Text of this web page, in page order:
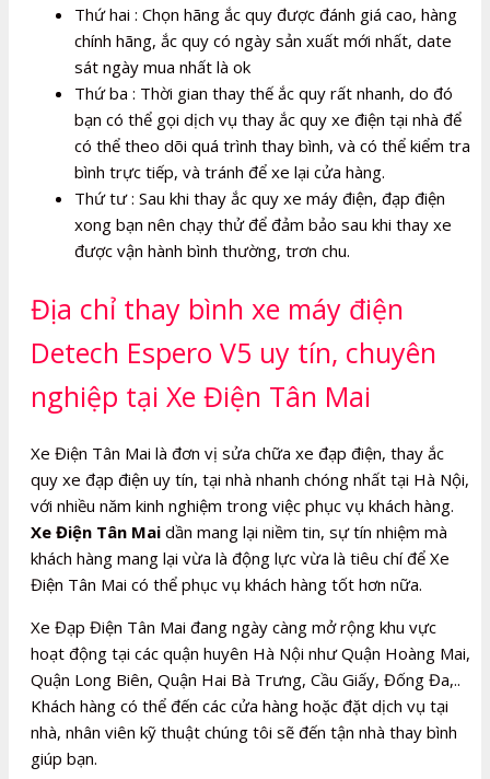
Thứ hai : Chọn hãng ắc quy được đánh giá cao, hàng
chính hãng, ắc quy có ngày sản xuất mới nhất, date
sát ngày mua nhất là ok
Thứ ba : Thời gian thay thế ắc quy rất nhanh, do đó
bạn có thể gọi dịch vụ thay ắc quy xe điện tại nhà để
có thể theo dõi quá trình thay bình, và có thể kiểm tra
bình trực tiếp, và tránh để xe lại cửa hàng.
Thứ tư : Sau khi thay ắc quy xe máy điện, đạp điện
xong bạn nên chạy thử để đảm bảo sau khi thay xe
được vận hành bình thường, trơn chu.
Địa chỉ thay bình xe máy điện
Detech Espero V5 uy tín, chuyên
nghiệp tại Xe Điện Tân Mai
Xe Điện Tân Mai là đơn vị sửa chữa xe đạp điện, thay ắc
quy xe đạp điện uy tín, tại nhà nhanh chóng nhất tại Hà Nội,
với nhiều năm kinh nghiệm trong việc phục vụ khách hàng.
Xe Điện Tân Mai dần mang lại niềm tin, sự tín nhiệm mà
khách hàng mang lại vừa là động lực vừa là tiêu chí để Xe
Điện Tân Mai có thể phục vụ khách hàng tốt hơn nữa.
Xe Đạp Điện Tân Mai đang ngày càng mở rộng khu vực
hoạt động tại các quận huyên Hà Nội như Quận Hoàng Mai,
Quận Long Biên, Quận Hai Bà Trưng, Cầu Giấy, Đống Đa,..
Khách hàng có thể đến các cửa hàng hoặc đặt dịch vụ tại
nhà, nhân viên kỹ thuật chúng tôi sẽ đến tận nhà thay bình
giúp bạn.